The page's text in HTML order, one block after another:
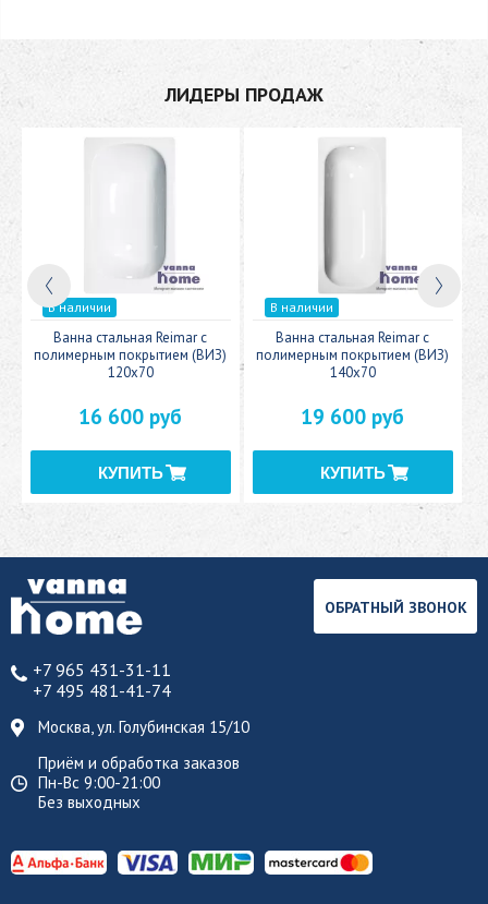
ЛИДЕРЫ ПРОДАЖ
В наличии
Ванна стальная Reimar с
полимерным покрытием (ВИЗ)
120x70
16 600 руб
В наличии
Ванна стальная Reimar с
полимерным покрытием (ВИЗ)
140x70
19 600 руб
+7 965 431-31-11
+7 495 481-41-74
Москва, ул. Голубинская 15/10
Приём и обработка заказов
Пн-Вс 9:00-21:00
Без выходных
ОБРАТНЫЙ ЗВОНОК